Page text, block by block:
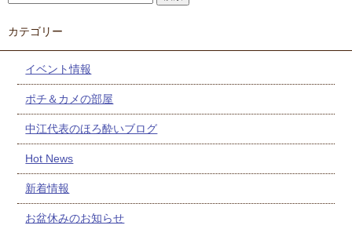
カテゴリー
イベント情報
ポチ＆カメの部屋
中江代表のほろ酔いブログ
Hot News
新着情報
お盆休みのお知らせ